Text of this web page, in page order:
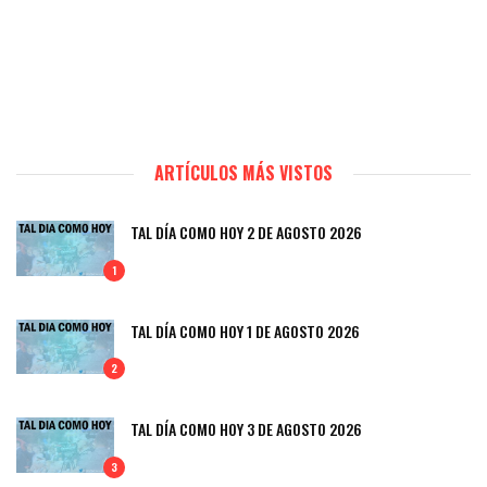
ARTÍCULOS MÁS VISTOS
1
TAL DÍA COMO HOY 2 DE AGOSTO 2026
2
TAL DÍA COMO HOY 1 DE AGOSTO 2026
3
TAL DÍA COMO HOY 3 DE AGOSTO 2026